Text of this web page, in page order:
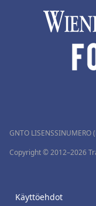
GNTO
Copyright © 2012–2026
Käyttöehdot